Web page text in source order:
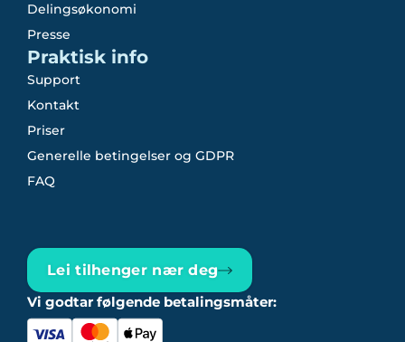
Delingsøkonomi
Presse
Praktisk info
Support
Kontakt
Priser
Generelle betingelser og GDPR
FAQ
Lei tilhenger nær deg
Vi godtar følgende betalingsmåter: